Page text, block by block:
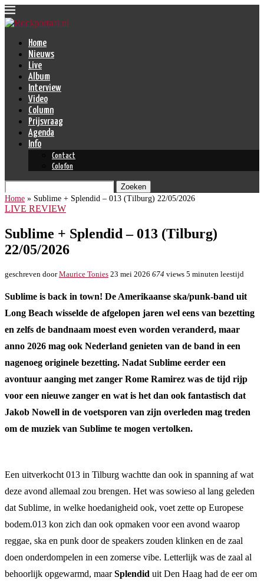
Home
Nieuws
Live
Album
Interview
Video
Column
Prijsvraag
Agenda
Info
Contact
Colofon
Zoeken
Home » Sublime + Splendid – 013 (Tilburg) 22/05/2026
LIVE REVIEW
Sublime + Splendid – 013 (Tilburg)
22/05/2026
geschreven doorMaurice Tonies 23 mei 2026 674 views 5 minuten leestijd
Sublime is back in town! De Amerikaanse ska/punk-band uit
Long Beach wisselde de afgelopen jaren wel eens van bezetting
en zelfs de bandnaam moest even worden veranderd, maar
anno 2026 mag ook Nederland genieten van de band in een
nagenoeg originele bezetting. Nadat Sublime eerder een
avontuur aanging met zanger Rome Ramirez was de tijd rijp
voor een nieuwe zanger en wat is het dan ook fantastisch dat
Jakob Nowell in de voetsporen van zijn overleden mag treden
om de muziek van Sublime te mogen vertolken.
Een uitverkocht 013 in Tilburg wachtte dan ook in spanning af wat
deze avond allemaal zou brengen. Het was sowieso al lang geleden
dat Sublime, in welke hoedanigheid ook, voet zette op Europese
bodem.013 kon zich dan ook opmaken voor een avond waarop
reggae, ska en punk door de speakers zouden klinken en de zaal
doen onderdompelen in een zomerse vibe. Letterlijk was de zaal al
behoorlijk opgewarmd, maarSplendid uit Den Haag had de eer om